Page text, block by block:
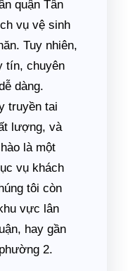
quận Tân
vụ vệ sinh
Tuy nhiên,
tín, chuyên
dàng.
truyền tai
lượng, và
là một
vụ khách
tôi còn
vực lân
hay gần
2.